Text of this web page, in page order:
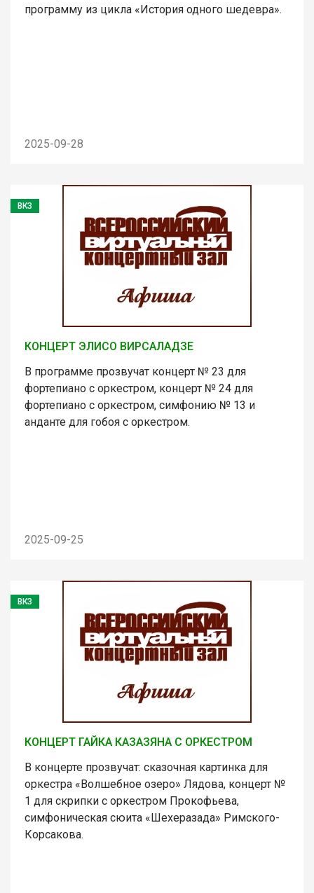
программу из цикла «История одного шедевра».
2025-09-28
ВКЗ
КОНЦЕРТ ЭЛИСО ВИРСАЛАДЗЕ
В программе прозвучат концерт № 23 для
фортепиано с оркестром, концерт № 24 для
фортепиано с оркестром, симфонию № 13 и
анданте для гобоя с оркестром.
2025-09-25
ВКЗ
КОНЦЕРТ ГАЙКА КАЗАЗЯНА С ОРКЕСТРОМ
В концерте прозвучат: сказочная картинка для
оркестра «Волшебное озеро» Лядова, концерт №
1 для скрипки с оркестром Прокофьева,
симфоническая сюита «Шехеразада» Римского-
Корсакова.